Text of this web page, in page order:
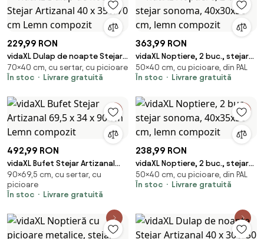
229,99 RON
vidaXL Dulap de noapte Stejar
Artizanal 40 x 35 x 70 cm Lemn
compozit
70×40 cm, cu sertar, cu picioare
În stoc
Livrare gratuită
363,99 RON
vidaXL Noptiere, 2 buc., stejar
sonoma, 40x30x50 cm, lemn
compozit
50×40 cm, cu picioare, din PAL
În stoc
Livrare gratuită
492,99 RON
vidaXL Bufet Stejar Artizanal
69,5 x 34 x 90 cm Lemn
compozit
90×69,5 cm, cu sertar, cu
picioare
În stoc
Livrare gratuită
238,99 RON
vidaXL Noptiere, 2 buc., stejar
sonoma, 40x35x50 cm, lemn
compozit
50×40 cm, cu picioare, din PAL
În stoc
Livrare gratuită